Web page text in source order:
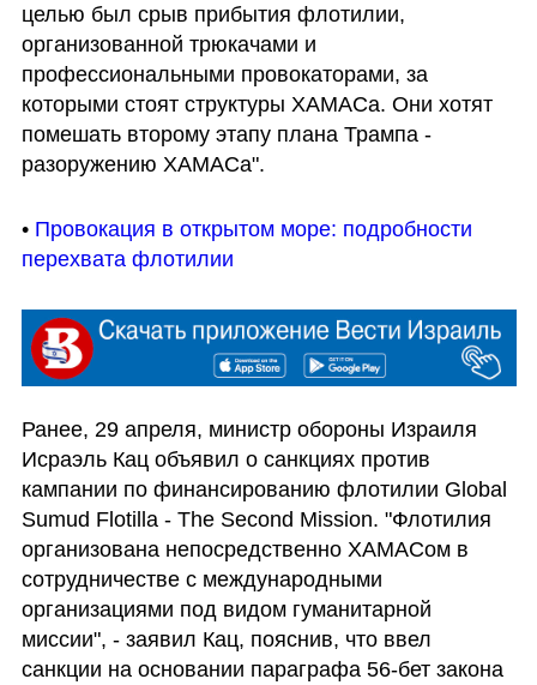
целью был срыв прибытия флотилии,
организованной трюкачами и
профессиональными провокаторами, за
которыми стоят структуры ХАМАСа. Они хотят
помешать второму этапу плана Трампа -
разоружению ХАМАСа".
• Провокация в открытом море: подробности
перехвата флотилии
Ранее, 29 апреля, министр обороны Израиля
Исраэль Кац объявил о санкциях против
кампании по финансированию флотилии Global
Sumud Flotilla - The Second Mission. "Флотилия
организована непосредственно ХАМАСом в
сотрудничестве с международными
организациями под видом гуманитарной
миссии", - заявил Кац, пояснив, что ввел
санкции на основании параграфа 56-бет закона